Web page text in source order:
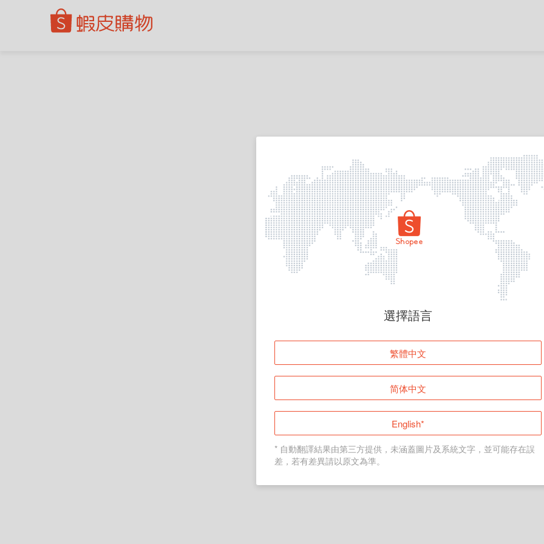
頁面無法顯示
登入
返回首頁
選擇語言
繁體中文
简体中文
English*
* 自動翻譯結果由第三方提供，未涵蓋圖片及系統文字，並可能存在誤
差，若有差異請以原文為準。